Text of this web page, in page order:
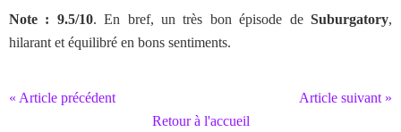
Note : 9.5/10. En bref, un très bon épisode deSuburgatory,
hilarant et équilibré en bons sentiments.
« Article précédent
Article suivant »
Retour à l'accueil